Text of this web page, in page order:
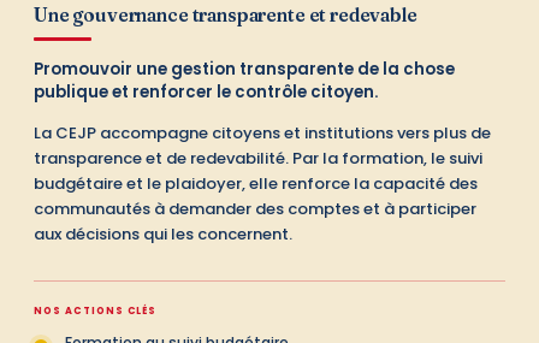
Une gouvernance transparente et redevable
Promouvoir une gestion transparente de la chose
publique et renforcer le contrôle citoyen.
La CEJP accompagne citoyens et institutions vers plus de
transparence et de redevabilité. Par la formation, le suivi
budgétaire et le plaidoyer, elle renforce la capacité des
communautés à demander des comptes et à participer
aux décisions qui les concernent.
NOS ACTIONS CLÉS